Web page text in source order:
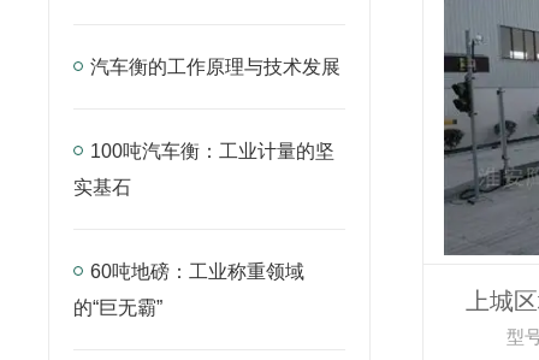
汽车衡的工作原理与技术发展
100吨汽车衡：工业计量的坚
实基石
60吨地磅：工业称重领域
的“巨无霸”
上城
型